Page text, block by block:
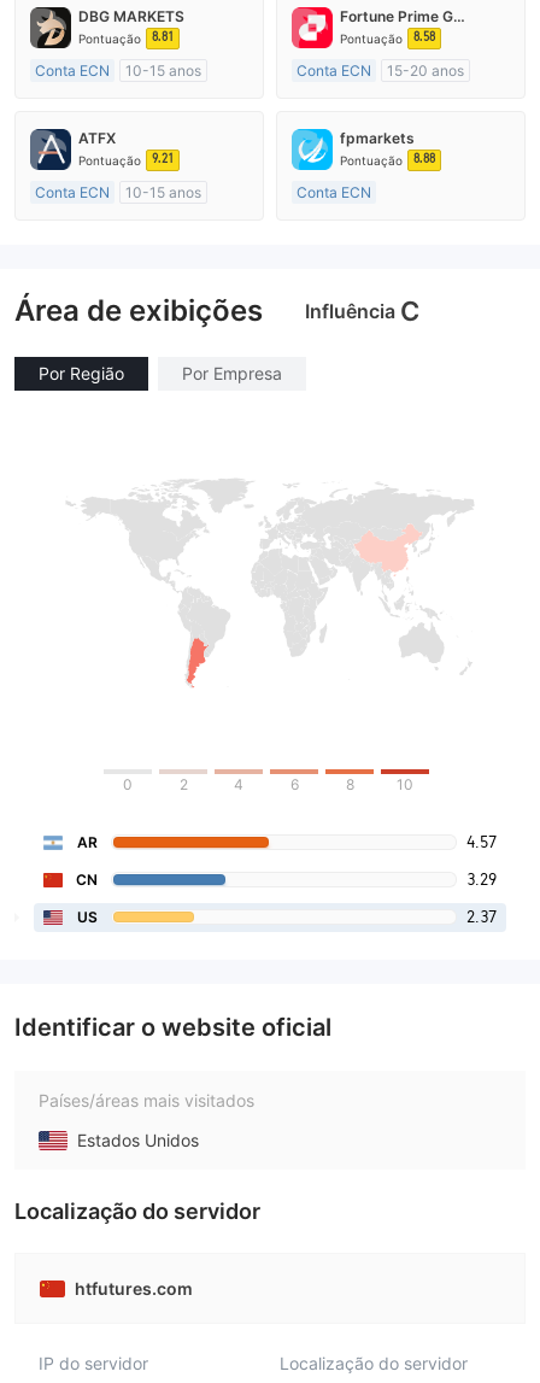
DBG MARKETS
Pontuação 8.81
Conta ECN
10-15 anos
Market Marketing (MM)
Etiqueta principal MT4
Fortune Prime Global
Pontuação 8.58
Conta ECN
15-20 anos
Market Marketing (MM)
Etiqueta principal MT4
ATFX
Pontuação 9.21
Conta ECN
10-15 anos
fpmarkets
Pontuação 8.88
Conta ECN
Etiqueta principal MT4
Área de exibições Influência C
Por Região Por Empresa
0 2 4 6 8 10
AR 4.57
CN 3.29
US 2.37
Identificar o website oficial
Países/áreas mais visitados
Estados Unidos
Localização do servidor
htfutures.com
IP do servidor
Localização do servidor